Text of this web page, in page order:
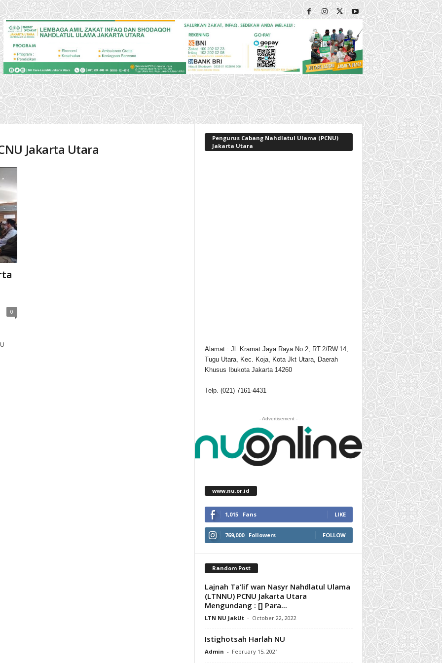
Jakarta Utara
0
Pengurus Cabang Nahdlatul Ulama (PCNU)
Jakarta Utara
Alamat : Jl. Kramat Jaya Raya No.2, RT.2/RW.14,
Tugu Utara, Kec. Koja, Kota Jkt Utara, Daerah
Khusus Ibukota Jakarta 14260
Telp. (021) 7161-4431
- Advertisement -
www.nu.or.id
1,015 Fans LIKE
769,000 Followers FOLLOW
Random Post
Lajnah Ta’lif wan Nasyr Nahdlatul Ulama
(LTNNU) PCNU Jakarta Utara
Mengundang : [] Para...
LTN NU JakUt - October 22, 2022
Istighotsah Harlah NU
Admin - February 15, 2021